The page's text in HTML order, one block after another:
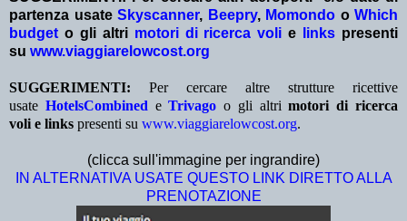
partenza usate Skyscanner, Beepry, Momondo o Which
budget o gli altri motori di ricerca voli e links presenti
su www.viaggiarelowcost.org
SUGGERIMENTI: Per cercare altre strutture ricettive
usate HotelsCombined eTrivago o gli altrimotori di ricerca
voli e links presenti su www.viaggiarelowcost.org.
(clicca sull'immagine per ingrandire)
IN ALTERNATIVA USATE QUESTO LINK DIRETTO ALLA
PRENOTAZIONE